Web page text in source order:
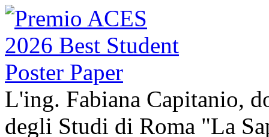
L'ing. Fabiana Capitanio,
degli Studi di Roma "La